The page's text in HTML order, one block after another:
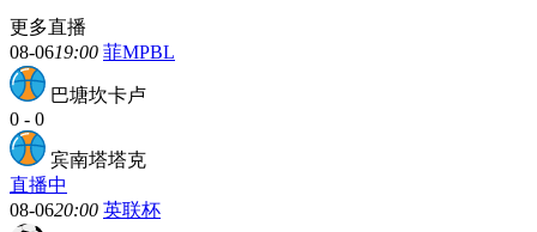
更多直播
08-0619:00 菲MPBL
巴塘坎卡卢
0 - 0
宾南塔塔克
直播中
08-0620:00 英联杯